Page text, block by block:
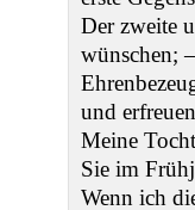
Der zweite
wünschen;
und
Meine
Sie im
Wenn ich